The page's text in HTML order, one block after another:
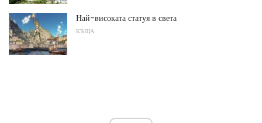
Най-високата статуя в света
КЪЩА